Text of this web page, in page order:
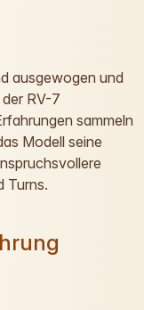
ausgewogen und
RV-7
sammeln
Modell seine
Turns.